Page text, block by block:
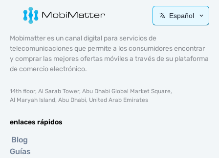
Español
Mobimatter es un canal digital para servicios de
telecomunicaciones que permite a los consumidores encontrar
y comprar las mejores ofertas móviles a través de su plataforma
de comercio electrónico.
14th floor, Al Sarab Tower, Abu Dhabi Global Market Square,
Al Maryah Island, Abu Dhabi, United Arab Emirates
enlaces rápidos
Blog
Guías